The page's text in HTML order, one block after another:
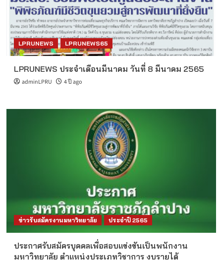
LPRUNEWS LPRUNEWS65
LPRUNEWS ประจำเดือนมีนาคม วันที่ 8 มีนาคม 2565
adminLPRU 4 ปี ago
ข่าวรับสมัครงานมหาวิทยาลัย ประจำปี 2565
ประกาศรับสมัครบุคคลเพื่อสอบแข่งขันเป็นพนักงาน
มหาวิทยาลัย ตำแหน่งประเภทวิชาการ งบรายได้